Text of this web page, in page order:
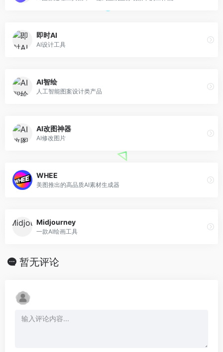
即时AI
AI设计工具
AI智绘
人工智能图案设计类产品
AI改图神器
AI修改图片
WHEE
美图推出的高品质AI素材生成器
Midjourney
一款AI绘画工具
暂无评论